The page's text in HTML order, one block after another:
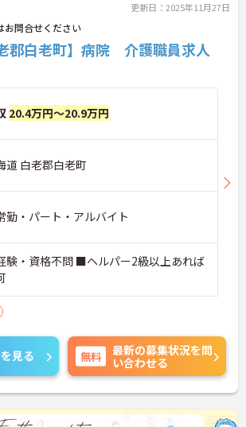
更新日：2025年11月27日
問合せください
郡白老町】病院 介護職員求人
20.4万円～20.9万円
道 白老郡白老町
勤・パート・アルバイト
験・資格不問 ■ヘルパー2級以上あれば
見る 無料
最新の募集状況を問
い合わせる